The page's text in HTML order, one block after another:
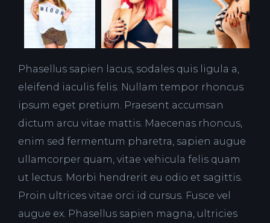
Phasellus sapien lacus, sodales quis ligula a,
eleifend iaculis felis. Nullam tempor rhoncus
ipsum eget pretium. Praesent accumsan
dictum arcu vitae mattis. Maecenas rhoncus,
enim sed fermentum pharetra, sapien augue
ullamcorper quam, vitae vehicula felis quam
ut lectus. Morbi hendrerit eu odio et sagittis.
Proin ultrices vitae orci id cursus. Fusce vel
augue ex. Phasellus sapien magna, ultricies